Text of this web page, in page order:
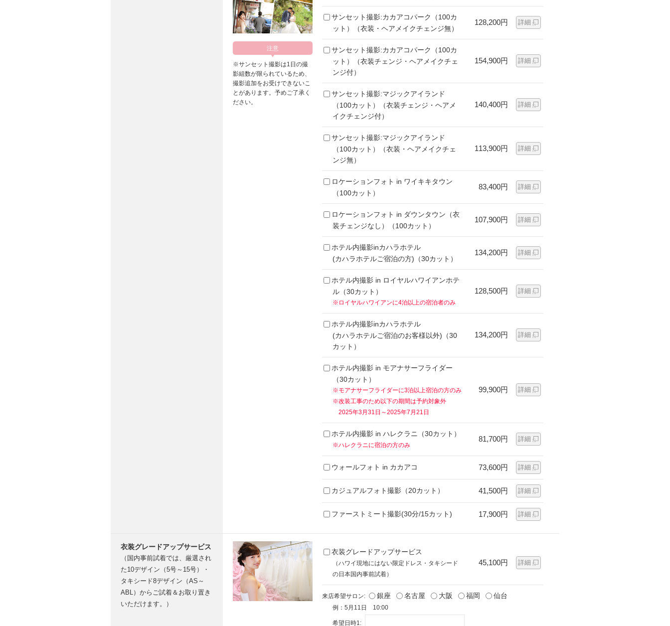
※サンセット撮影は1日の撮
影組数が限られているため、
撮影追加をお受けできないこ
とがあります。予めご了承く
ださい。
サンセット撮影:カカアコパーク（100カ
ット）（衣装・ヘアメイクチェンジ無）
128,200円 詳細
サンセット撮影:カカアコパーク（100カ
ット）（衣装チェンジ・ヘアメイクチェ
ンジ付）
154,900円 詳細
サンセット撮影:マジックアイランド
（100カット）（衣装チェンジ・ヘアメ
イクチェンジ付）
140,400円 詳細
サンセット撮影:マジックアイランド
（100カット）（衣装・ヘアメイクチェ
ンジ無）
113,900円 詳細
ロケーションフォト in ワイキキタウン
（100カット）
83,400円 詳細
ロケーションフォト in ダウンタウン（衣
装チェンジなし）（100カット）
107,900円 詳細
ホテル内撮影inカハラホテル
(カハラホテルご宿泊の方)（30カット）
134,200円 詳細
ホテル内撮影 in ロイヤルハワイアンホテ
ル（30カット）
※ロイヤルハワイアンに4泊以上の宿泊者のみ
128,500円 詳細
ホテル内撮影inカハラホテル
(カハラホテルご宿泊のお客様以外)（30
カット）
134,200円 詳細
ホテル内撮影 in モアナサーフライダー
（30カット）
※モアナサーフライダーに3泊以上宿泊の方のみ
※改装工事のため以下の期間は予約対象外
2025年3月31日～2025年7月21日
99,900円 詳細
ホテル内撮影 in ハレクラニ（30カット）
※ハレクラニに宿泊の方のみ
81,700円 詳細
ウォールフォト in カカアコ 73,600円 詳細
カジュアルフォト撮影（20カット） 41,500円 詳細
ファーストミート撮影(30分/15カット) 17,900円 詳細
衣装グレードアップサービス
（国内事前試着では、厳選され
た10デザイン（5号～15号）・
タキシード8デザイン（AS～
ABL）からご試着＆お取り置き
いただけます。）
衣装グレードアップサービス
（ハワイ現地にはない限定ドレス・タキシード
の日本国内事前試着）
45,100円 詳細
来店希望サロン: 銀座 名古屋 大阪 福岡 仙台
例：5月11日 10:00
希望日時1: